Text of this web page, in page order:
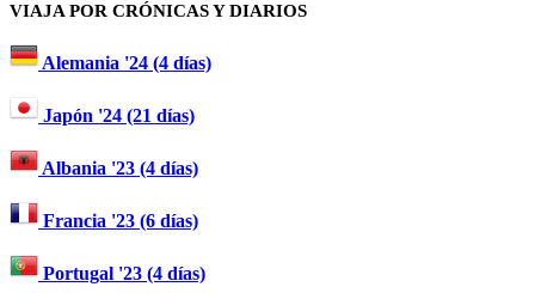
VIAJA POR CRÓNICAS Y DIARIOS
Alemania '24 (4 días)
Japón '24 (21 días)
Albania '23 (4 días)
Francia '23 (6 días)
Portugal '23 (4 días)